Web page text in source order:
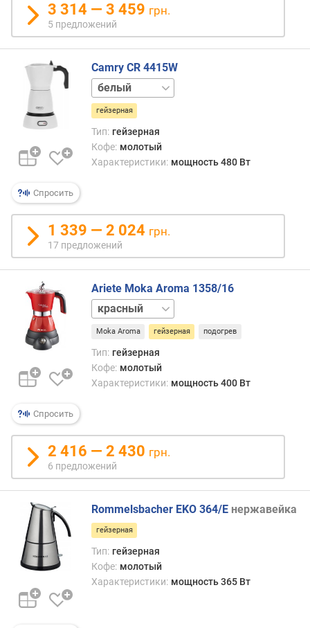
л
н
и
о
к
о
л
ч
е
с
т
р
е
д
л
о
ж
е
и
й
п
р
о
ф
л
е
й
о
л
3 314 — 3 459 грн.
5 предложений
Спросить
Camry CR 4415W
черный
гейзерная
Тип: гейзерная
Кофе: молотый
Характеристики: мощность 480 Вт
1 339 — 2 024 грн.
17 предложений
Спросить
Ariete Moka Aroma 1358/16
белый
черный
Moka Aroma гейзерная подогрев
Тип: гейзерная
Кофе: молотый
Характеристики: мощность 400 Вт
2 416 — 2 430 грн.
6 предложений
Rommelsbacher EKO 364/E нержавейка
гейзерная
Тип: гейзерная
Кофе: молотый
Характеристики: мощность 365 Вт